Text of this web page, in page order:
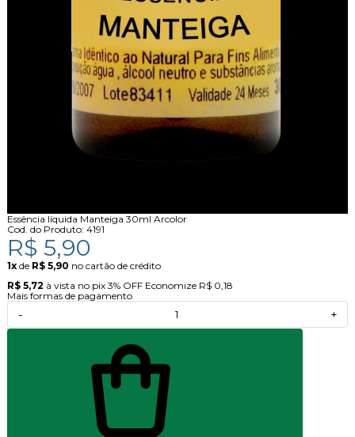
Essência líquida Manteiga 30ml Arcolor
Cod. do Produto: 4191
R$ 5,90
1xde R$ 5,90 no cartão de crédito
R$ 5,72 à vista no pix 3% OFF Economize R$ 0,18
Mais formas de pagamento
- +